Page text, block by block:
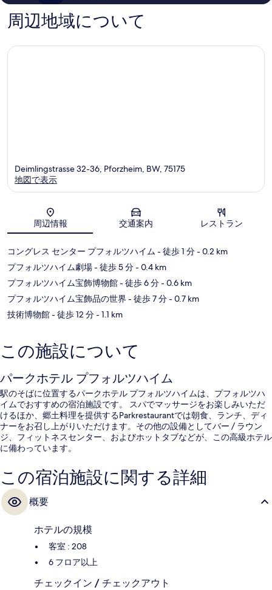
コ
ミ
口
周辺地域について
地図
Deimlingstrasse 32-36, Pforzheim, BW, 75175
地図で表示
周辺情報 交通案内 レストラン
コングレス センター プフォルツハイム - 徒歩 1 分- 0.2 km
プフォルツハイム劇場- 徒歩 5 分- 0.4 km
プフォルツハイム宝飾博物館- 徒歩 6 分- 0.6 km
プフォルツハイム宝飾品の世界 - 徒歩 7 分- 0.7 km
技術博物館- 徒歩 12 分- 1.1 km
この施設について
パークホテル プフォルツハイム
駅のそばに位置するパークホテル プフォルツハイムは、プフォルツハ
イムでおすすめの宿泊施設です。 スパでマッサージをお楽しみいただ
けるほか、郷土料理を提供するParkrestaurantでは朝食、ランチ、ディ
ナーをお召し上がりいただけます。その他の設備としてバー / ラウン
ジ、フィットネスセンター、およびホットタブなどが、この高級ホテル
に備わっています。
この宿泊施設に関する詳細
概要
ホテルの規模
客室 : 208
6 フロア以上
チェックイン / チェックアウト